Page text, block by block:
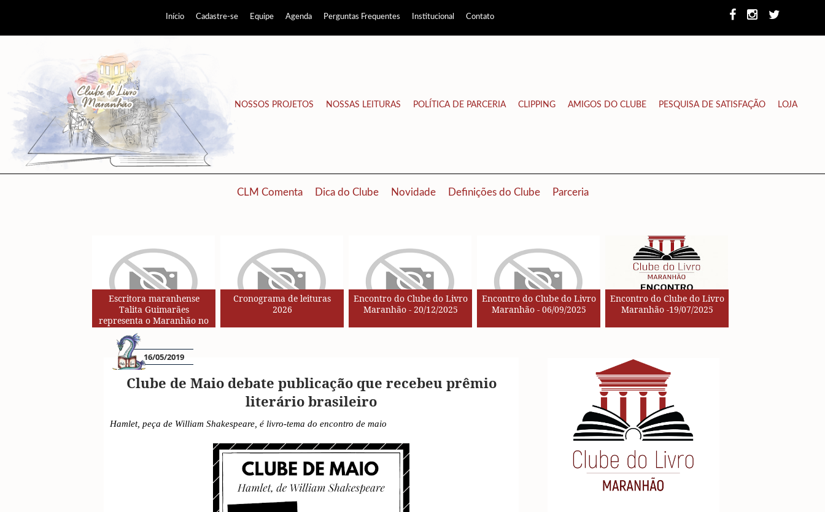
Início Cadastre-se Equipe Agenda Perguntas Frequentes Institucional Contato
NOSSOS PROJETOS NOSSAS LEITURAS POLÍTICA DE PARCERIA CLIPPING AMIGOS DO CLUBE PESQUISA DE SATISFAÇÃO LOJA
CLM Comenta Dica do Clube Novidade Definições do Clube Parceria
Escritora maranhense
Talita Guimarães
representa o Maranhão no
Circuito de Autores da Rede
SESC de Leituras
Cronograma de leituras
2026
Encontro do Clube do Livro
Maranhão - 20/12/2025
Encontro do Clube do Livro
Maranhão - 06/09/2025
Encontro do Clube do Livro
Maranhão -19/07/2025
16/05/2019
Clube de Maio debate publicação que recebeu prêmio
literário brasileiro
Hamlet, peça de William Shakespeare, é livro-tema do encontro de maio